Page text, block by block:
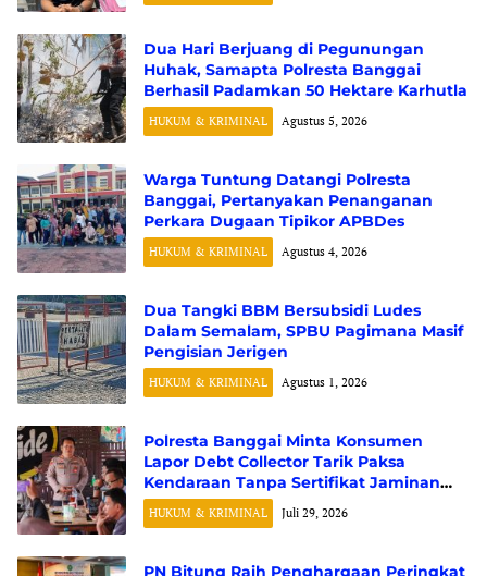
Dua Hari Berjuang di Pegunungan
Huhak, Samapta Polresta Banggai
Berhasil Padamkan 50 Hektare Karhutla
HUKUM & KRIMINAL Agustus 5, 2026
Warga Tuntung Datangi Polresta
Banggai, Pertanyakan Penanganan
Perkara Dugaan Tipikor APBDes
HUKUM & KRIMINAL Agustus 4, 2026
Dua Tangki BBM Bersubsidi Ludes
Dalam Semalam, SPBU Pagimana Masif
Pengisian Jerigen
HUKUM & KRIMINAL Agustus 1, 2026
Polresta Banggai Minta Konsumen
Lapor Debt Collector Tarik Paksa
Kendaraan Tanpa Sertifikat Jaminan
Fidusia
HUKUM & KRIMINAL Juli 29, 2026
PN Bitung Raih Penghargaan Peringkat